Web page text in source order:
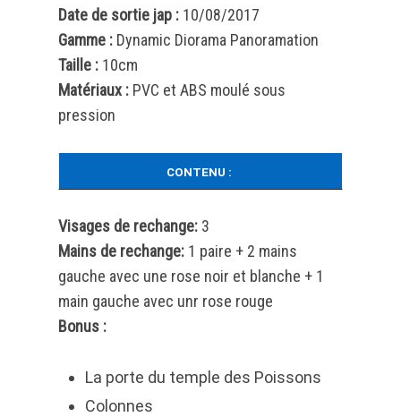
Date de sortie jap :10/08/2017
Gamme : Dynamic Diorama Panoramation
Taille :10cm
Matériaux :PVC et ABS moulé sous
pression
CONTENU :
Visages de rechange:3
Mains de rechange:1 paire + 2 mains
gauche avec une rose noir et blanche + 1
main gauche avec unr rose rouge
Bonus :
La porte du temple des Poissons
Colonnes